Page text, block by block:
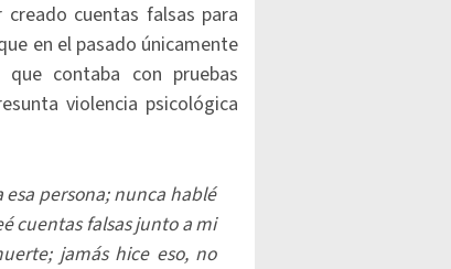
cuentas falsas para
en el pasado únicamente
contaba con pruebas
violencia psicológica
esa persona; nunca hablé
cuentas falsas junto a mi
jamás hice eso, no